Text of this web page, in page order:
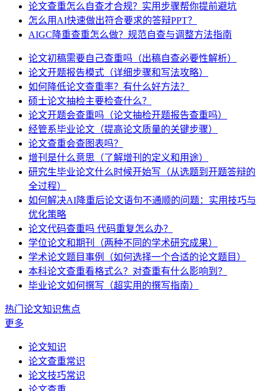
论文查重怎么自查才合规？实用步骤帮你提前避坑
怎么用AI快速做出符合要求的答辩PPT？
AIGC降重查重怎么做？规范自查与调整方法指南
论文初稿需要自己查重吗（出稿自查必要性解析）
论文开题报告模式（详细步骤和写法攻略）
如何降低论文查重率？有什么好方法？
硕士论文抽检主要检查什么？
论文开题会查重吗（论文抽检开题报告查重吗）
经管系毕业论文（提高论文质量的关键步骤）
论文查重会查图表吗？
增刊是什么意思（了解增刊的定义和用途）
研究生毕业论文什么时候开始写（从选题到开题答辩的
全过程）
如何解决AI降重后论文语句不通顺的问题：实用技巧与
优化策略
论文代码查重吗 代码重复怎么办？
学位论文和期刊（两种不同的学术研究成果）
学术论文题目事例（如何选择一个合适的论文题目）
本科论文查重看格式么？对查重有什么影响到？
毕业论文如何撰写（超实用的撰写指南）
热门论文知识焦点
更多
论文知识
论文查重常识
论文技巧常识